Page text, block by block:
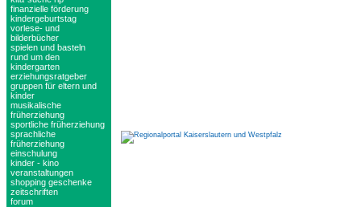
finanzielle förderung
kindergeburtstag
vorlese- und
bilderbücher
spielen und basteln
rund um den
kindergarten
erziehungsratgeber
gruppen für eltern und
kinder
musikalische
früherziehung
sportliche früherziehung
sprachliche
früherziehung
einschulung
kinder - kino
veranstaltungen
shopping geschenke
zeitschriften
forum